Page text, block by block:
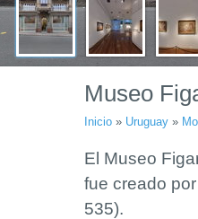
Museo
Inicio » Uruguay »
El Museo
fue creado
535).